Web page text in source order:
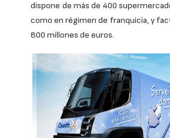
dispone de más de 400
como en régimen de franquicia, y
800 millones de euros.